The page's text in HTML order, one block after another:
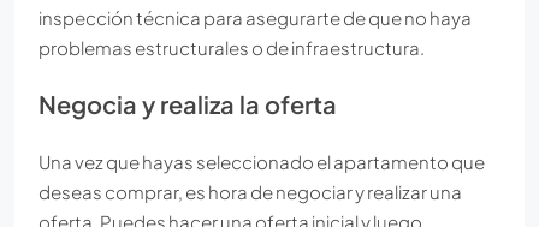
inspección técnica para asegurarte de que no haya
problemas estructurales o de infraestructura.
Negocia y realiza la oferta
Una vez que hayas seleccionado el apartamento que
deseas comprar, es hora de negociar y realizar una
oferta. Puedes hacer una oferta inicial y luego